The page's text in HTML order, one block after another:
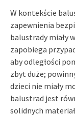
W kontekście
zapewnienia
balustrady miały
zapobiega
aby odległości
zbyt duże;
dzieci nie miały
balustrad jest
solidnych